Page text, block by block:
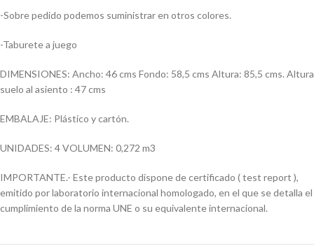
-Sobre pedido podemos suministrar en otros colores.
-Taburete a juego
DIMENSIONES: Ancho: 46 cms Fondo: 58,5 cms Altura: 85,5 cms. Altura
suelo al asiento : 47 cms
EMBALAJE: Plástico y cartón.
UNIDADES: 4 VOLUMEN: 0,272 m3
IMPORTANTE.- Este producto dispone de certificado ( test report ),
emitido por laboratorio internacional homologado, en el que se detalla el
cumplimiento de la norma UNE o su equivalente internacional.